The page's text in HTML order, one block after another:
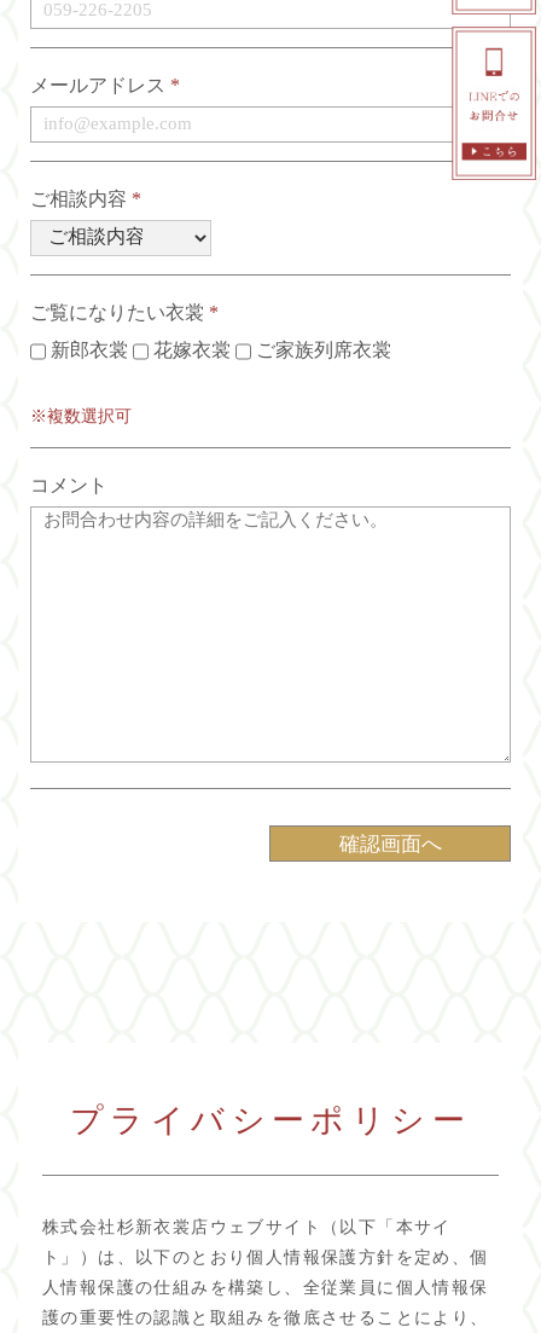
メールアドレス *
ご相談内容 *
ご覧になりたい衣裳 *
新郎衣裳
花嫁衣裳 ご家族列席衣裳
※複数選択可
コメント
プライバシーポリシー
株式会社杉新衣裳店ウェブサイト（以下「本サイ
ト」）は、以下のとおり個人情報保護方針を定め、個
人情報保護の仕組みを構築し、全従業員に個人情報保
護の重要性の認識と取組みを徹底させることにより、